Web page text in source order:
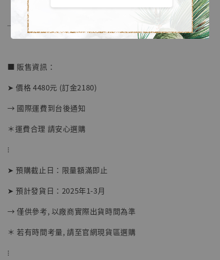
【店內現貨】海賊王 系列蒐藏雕像 布魯克達
NT$ 1,500
──────────────
■ 販售資訊：
➤ 價格 4480元 (訂金2180)
→ 國際運費到台後通知
＊運費合理 請安心選購
⁝
➤ 預購截止日：限量額滿即止
➤ 預計發貨日：2025年1-3月
→ 僅供參考, 以廠商實際出貨時間為準
＊ 若有時間考量, 請至官網現貨區選購
⁝